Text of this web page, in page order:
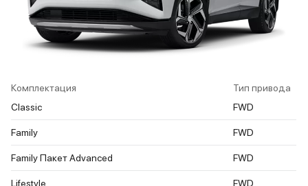
Комплектация
Тип привода
Classic
FWD
Family FWD
Family Пакет Advanced FWD
Lifestyle FWD